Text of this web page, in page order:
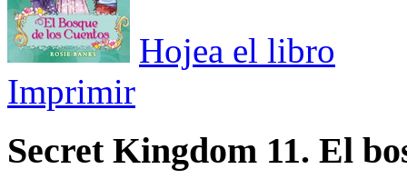
Hojea el libro
Imprimir
Secret Kingdom 11. El